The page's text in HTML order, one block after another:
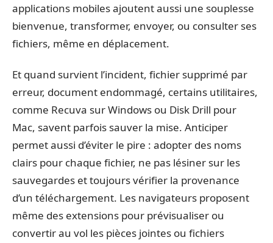
applications mobiles ajoutent aussi une souplesse
bienvenue, transformer, envoyer, ou consulter ses
fichiers, même en déplacement.
Et quand survient l’incident, fichier supprimé par
erreur, document endommagé, certains utilitaires,
comme Recuva sur Windows ou Disk Drill pour
Mac, savent parfois sauver la mise. Anticiper
permet aussi d’éviter le pire : adopter des noms
clairs pour chaque fichier, ne pas lésiner sur les
sauvegardes et toujours vérifier la provenance
d’un téléchargement. Les navigateurs proposent
même des extensions pour prévisualiser ou
convertir au vol les pièces jointes ou fichiers